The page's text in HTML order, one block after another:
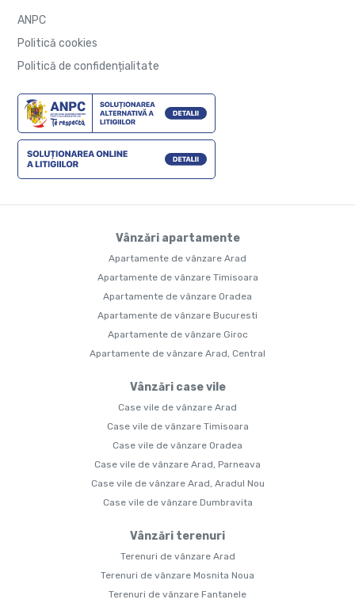
ANPC
Politică cookies
Politică de confidențialitate
Vânzări apartamente
Apartamente de vânzare Arad
Apartamente de vânzare Timisoara
Apartamente de vânzare Oradea
Apartamente de vânzare Bucuresti
Apartamente de vânzare Giroc
Apartamente de vânzare Arad, Central
Vânzări case vile
Case vile de vânzare Arad
Case vile de vânzare Timisoara
Case vile de vânzare Oradea
Case vile de vânzare Arad, Parneava
Case vile de vânzare Arad, Aradul Nou
Case vile de vânzare Dumbravita
Vânzări terenuri
Terenuri de vânzare Arad
Terenuri de vânzare Mosnita Noua
Terenuri de vânzare Fantanele